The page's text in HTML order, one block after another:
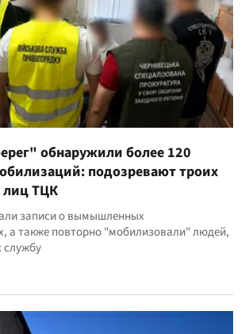
обнаружили более 120
подозревают троих
ТЦК
записи о вымышленных
а также повторно "мобилизовали" людей,
службу